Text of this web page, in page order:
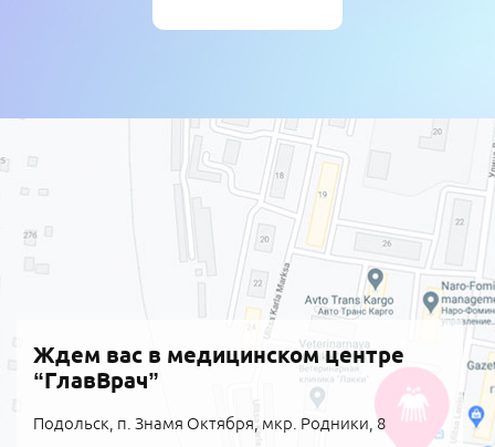
Ждем вас в медицинском центре
“ГлавВрач”
Подольск, п. Знамя Октября, мкр. Родники, 8